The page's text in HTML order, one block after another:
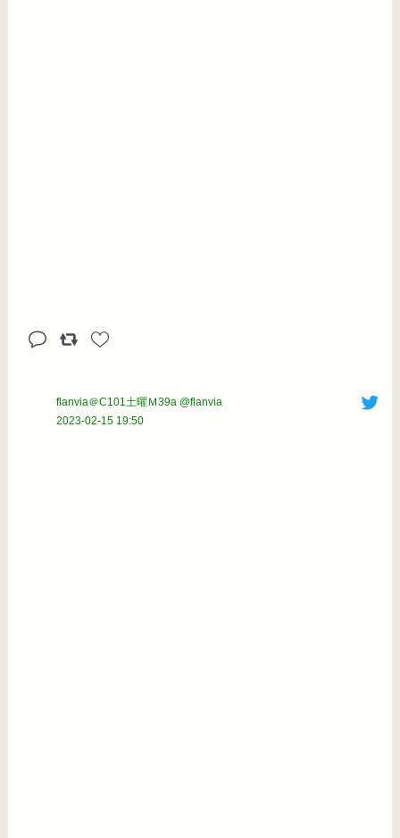
flanvia＠C101土曜Ｍ39a @flanvia
2023-02-15 19:50